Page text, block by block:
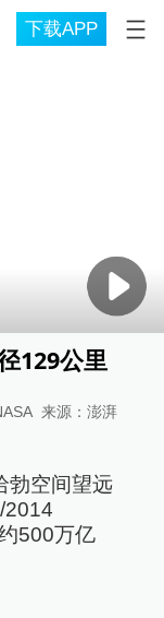
下载APP
129公里
来源： 澎湃
勃空间望远
2014
500万亿